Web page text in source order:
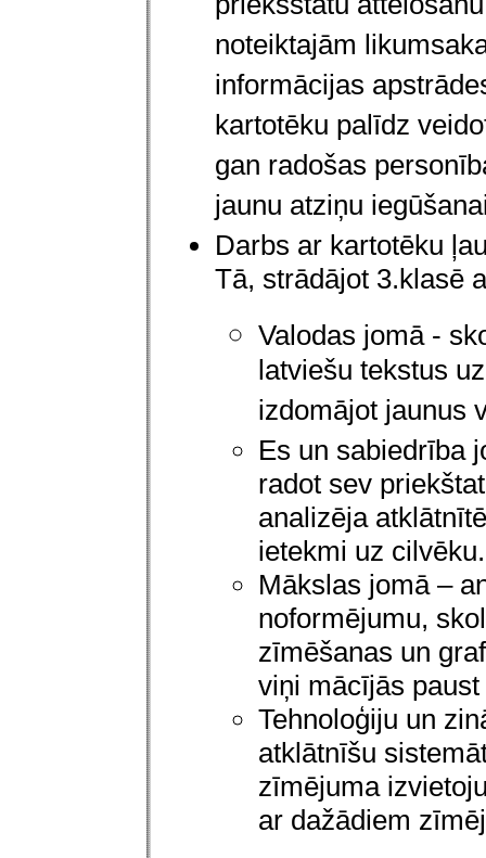
noteiktajām
informācijas
kartotēku palīdz
gan radošas
jaunu atziņu
Darbs ar kartotēku
Tā, strādājot 3.klasē
Valodas jomā -
latviešu tekstus
izdomājot jaunus
Es un sabiedrība
radot sev
analizēja
ietekmi uz cilvēku.
Mākslas jomā –
noformējumu,
zīmēšanas un
viņi mācījās
Tehnoloģiju un
atklātnīšu
zīmējuma
ar dažādiem